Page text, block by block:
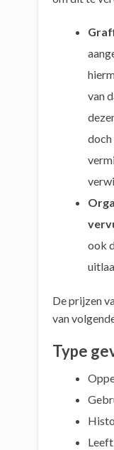
van
doch
ook
De prijzen
van
Type